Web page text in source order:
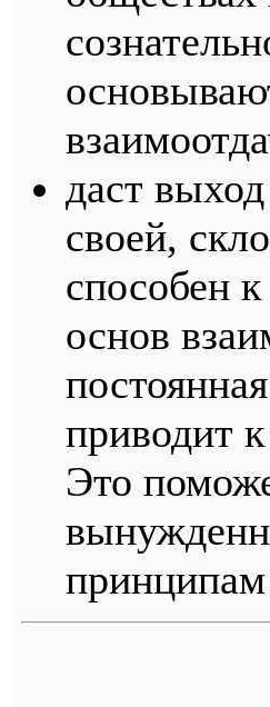
даст
своей,
способен
основ
приводит
Это
принципам